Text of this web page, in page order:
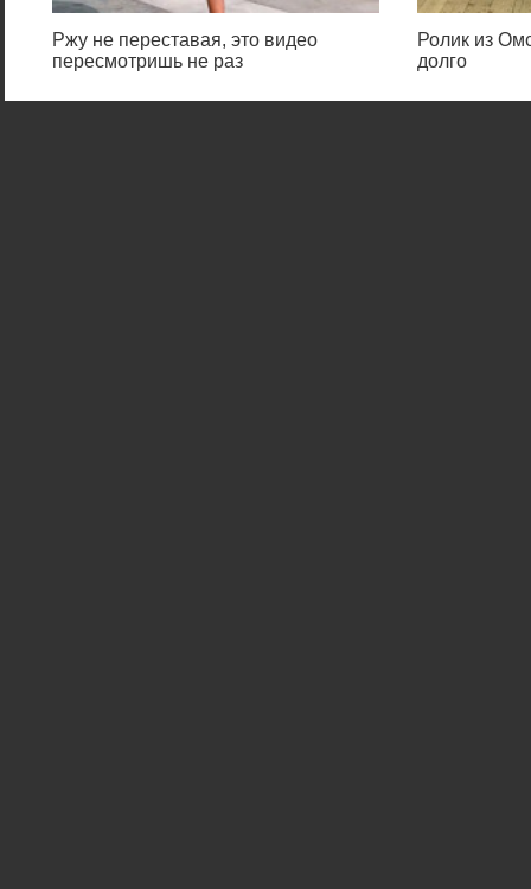
Ржу не переставая, это видео
пересмотришь не раз
Ролик из
долго